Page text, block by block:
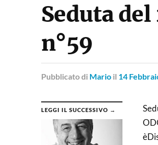
Seduta
n°59
Pubblicatodi Mario il 14
LEGGI IL SUCCESSIVO →